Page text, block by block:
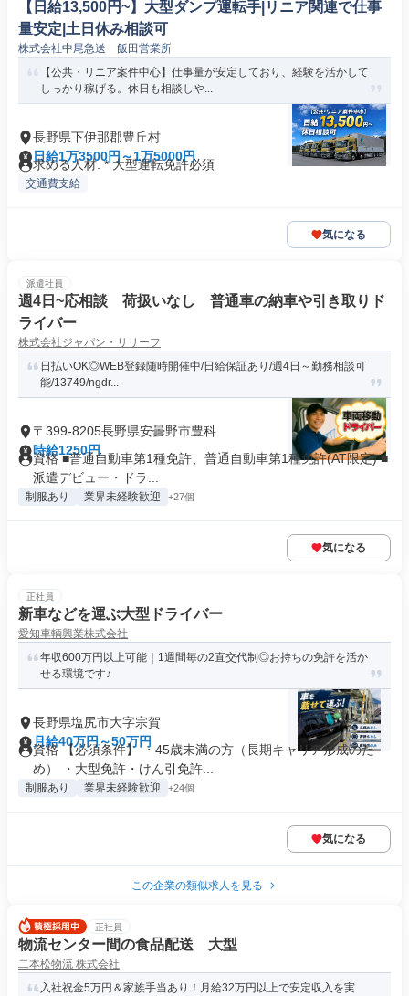
【日給13,500円~】大型ダンプ運転手|リニア関連で仕事
量安定|土日休み相談可
株式会社中尾急送 飯田営業所
【公共・リニア案件中心】仕事量が安定しており、経験を活かして
しっかり稼げる。休日も相談しや...
長野県下伊那郡豊丘村
日給1万3500円～1万5000円
求める人材: * 大型運転免許必須
交通費支給
気になる
派遣社員
週4日~応相談 荷扱いなし 普通車の納車や引き取りド
ライバー
株式会社ジャパン・リリーフ
日払いOK◎WEB登録随時開催中/日給保証あり/週4日～勤務相談可
能/13749/ngdr...
〒399-8205長野県安曇野市豊科
時給1250円
資格 ■普通自動車第1種免許、普通自動車第1種免許(AT限定) ■
派遣デビュー・ドラ...
制服あり 業界未経験歓迎 +27個
気になる
正社員
新車などを運ぶ大型ドライバー
愛知車輌興業株式会社
年収600万円以上可能｜1週間毎の2直交代制◎お持ちの免許を活か
せる環境です♪
長野県塩尻市大字宗賀
月給40万円～50万円
資格 【必須条件】 ・45歳未満の方（長期キャリア形成のた
め） ・大型免許・けん引免許...
制服あり 業界未経験歓迎 +24個
気になる
この企業の類似求人を見る
正社員
物流センター間の食品配送 大型
二本松物流 株式会社
入社祝金5万円＆家族手当あり！月給32万円以上で安定収入を実